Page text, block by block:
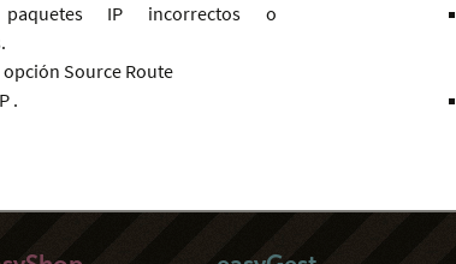
IP incorrectos o
opción Source Route
.